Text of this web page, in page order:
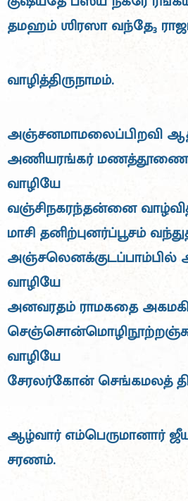
தமஹம் ஶிரஸா வந்தே3
வாழித்திருநாமம்.
அஞ்சனமாமலைப்பிறவி
அணியரங்கர்
வாழியே
வஞ்சிநகரந்தன்னை
மாசி தனிற்புனர்ப்பூசம்
அஞ்சலெனக்குடப்பாம்பில்
வாழியே
அனவரதம் ராமகதை
வாழியே
சேரலர்கோன் செங்கமலத்
ஆழ்வார் எம்பெருமானார்
சரணம்.